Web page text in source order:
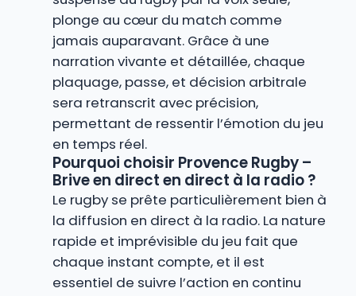
plonge au cœur du match comme
jamais auparavant. Grâce à une
narration vivante et détaillée, chaque
plaquage, passe, et décision arbitrale
sera retranscrit avec précision,
permettant de ressentir l’émotion du jeu
en temps réel.
Pourquoi choisir Provence Rugby –
Brive en direct en direct à la radio ?
Le rugby se prête particulièrement bien à
la diffusion en direct à la radio. La nature
rapide et imprévisible du jeu fait que
chaque instant compte, et il est
essentiel de suivre l’action en continu